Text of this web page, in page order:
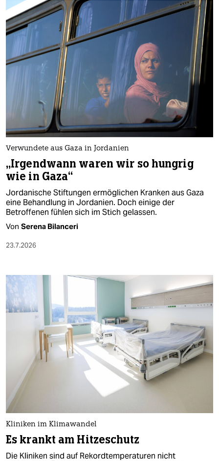
Verwundete aus Gaza in Jordanien
„Irgendwann waren wir so hungrig
wie in Gaza“
Jordanische Stiftungen ermöglichen Kranken aus Gaza
eine Behandlung in Jordanien. Doch einige der
Betroffenen fühlen sich im Stich gelassen.
Von Serena Bilanceri
23.7.2026
Kliniken im Klimawandel
Es krankt am Hitzeschutz
Die Kliniken sind auf Rekordtemperaturen nicht